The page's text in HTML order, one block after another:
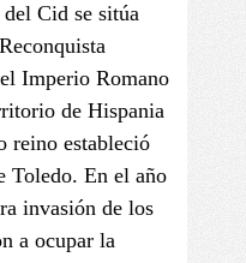
Cid se sitúa
Imperio Romano
de Hispania
reino estableció
Toledo. En el año
invasión de los
a ocupar la